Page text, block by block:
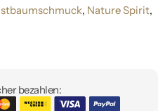
, Nature Spirit,
bezahlen: